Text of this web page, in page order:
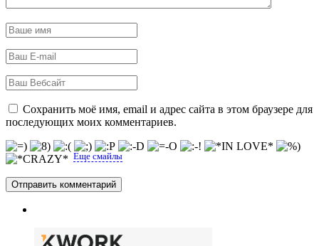
Сохранить моё имя, email и адрес сайта в этом браузере для
последующих моих комментариев.
Еще смайлы